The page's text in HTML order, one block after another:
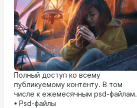
Полный доступ ко всему
публикуемому контенту. В том
числе к ежемесячным psd-файлам.
• Psd-файлы